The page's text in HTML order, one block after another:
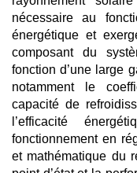
nécessaire au
énergétique et
composant du
fonction d’une large
notamment le
capacité de
l’efficacité
fonctionnement en
et mathématique du